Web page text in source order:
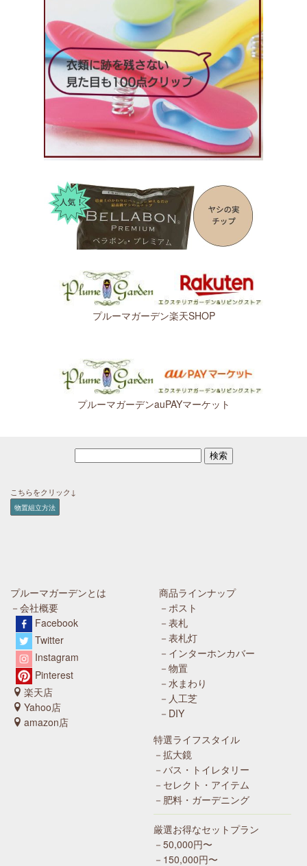
プルーマガーデン楽天SHOP
プルーマガーデンauPAYマーケット
こちらをクリック↓
物置組立方法
プルーマガーデンとは
－会社概要
Facebook
Twitter
Instagram
Pinterest
楽天店
Yahoo店
amazon店
商品ラインナップ
－ポスト
－表札
－表札灯
－インターホンカバー
－物置
－水まわり
－人工芝
－DIY
特選ライフスタイル
－拡大鏡
－バス・トイレタリー
－セレクト・アイテム
－肥料・ガーデニング
厳選お得なセットプラン
－50,000円〜
－150,000円〜